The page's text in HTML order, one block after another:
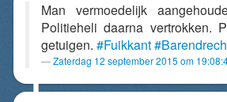
Man vermoedelijk
Politieheli daarna vertrokken.
getuigen. #Fuikkant
Zaterdag 12 september 2015 om